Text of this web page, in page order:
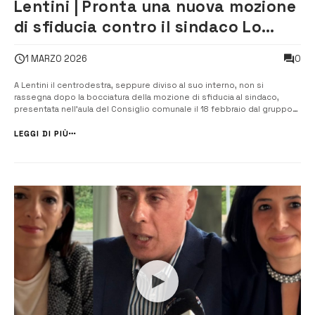
Lentini | Pronta una nuova mozione
di sfiducia contro il sindaco Lo
1 MARZO 2026 0
A Lentini il centrodestra, seppure diviso al suo interno, non si
rassegna dopo la bocciatura della mozione di sfiducia al sindaco,
presentata nell’aula del Consiglio comunale il 18 febbraio dal gruppo
l’assenza di tre dei sei consiglieri dello stesso gruppo e l’astensione
LEGGI DI PIÙ